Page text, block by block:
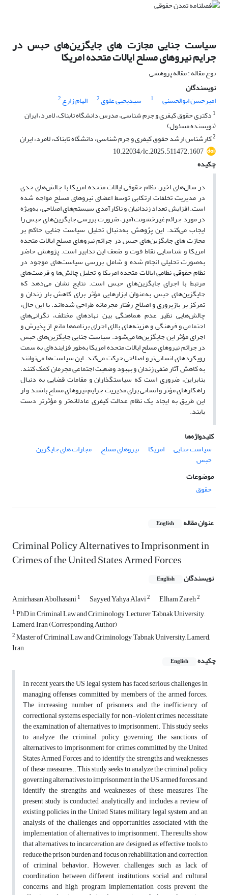
سیاست جنایی مجازت های جایگزین‌های حبس در
جرایم نیروهای مسلح ایالات متحده امریکا
نوع مقاله : مقاله پژوهشی
نویسندگان
امیرحسن ابوالحسنی
1 سیدیحیی علوی2 الهام زارع 2
1 دکتری حقوق کیفری و جرم شناسی، مدرس دانشگاه تابناک، لامرد، ایران
(نویسنده مسئول)
2کارشناس ارشد حقوق کیفری و جرم شناسی، دانشگاه تابناک، لامرد، ایران
10.22034/lc.2025.511472.1607
چکیده
در سال‌های اخیر، نظام حقوقی ایالات متحده امریکا با چالش‌های جدی
در مدیریت تخلفات ارتکابی توسط اعضای نیروهای مسلح مواجه شده
است. افزایش تعداد زندانیان و ناکارآمدی سیستم‌های اصلاحی، به‌ویژه
در مورد جرائم غیرخشونت‌آمیز، ضرورت بررسی جایگزین‌های حبس را
ایجاب می‌کند. این پژوهش به‌دنبال تحلیل سیاست جنایی حاکم بر
مجازت های جایگزین‌های حبس در جرائم نیروهای مسلح ایالات متحده
امریکا و شناسایی نقاط قوت و ضعف این تدابیر است. پژوهش حاضر
به‌صورت تحلیلی انجام شده و شامل بررسی سیاست‌های موجود در
نظام حقوقی نظامی ایالات متحده امریکا و تحلیل چالش‌ها و فرصت‌های
مرتبط با اجرای جایگزین‌های حبس است. نتایج نشان می‌دهد که
جایگزین‌های حبس به‌عنوان ابزارهایی مؤثر برای کاهش بار زندان و
تمرکز بر بازپروری و اصلاح رفتار مجرمانه طراحی شده‌اند. با این حال،
چالش‌هایی نظیر عدم هماهنگی بین نهادهای مختلف، نگرانی‌های
اجتماعی و فرهنگی و هزینه‌های بالای اجرای برنامه‌ها مانع از پذیرش و
اجرای مؤثر این جایگزین‌ها می‌شود. سیاست جنایی جایگزین‌های حبس
در جرائم نیروهای مسلح ایالات متحده امریکا به‌طور فزاینده‌ای به سمت
رویکردهای انسانی‌تر و اصلاحی حرکت می‌کند. این سیاست‌ها می‌توانند
به کاهش آثار منفی زندان و بهبود وضعیت اجتماعی مجرمان کمک کنند.
بنابراین، ضروری است که سیاستگذاران و مقامات قضایی به دنبال
راهکارهای مؤثر و انسانی برای مدیریت جرایم نیروهای مسلح باشند و از
این طریق به ایجاد یک نظام عدالت کیفری عادلانه‌تر و مؤثرتر دست
یابند.
کلیدواژه‌ها
سیاست جنایی
امریکا نیروهای مسلح مجازات های جایگزین
حبس
موضوعات
حقوق
عنوان مقاله English
Criminal Policy Alternatives to Imprisonment in
Crimes of the United States Armed Forces
نویسندگان English
Amirhasan Abolhasani1 Sayyed Yahya Alavi2 Elham Zareh2
1PhD in Criminal Law and Criminology, Lecturer, Tabnak University,
Lamerd, Iran (Corresponding Author)
2Master of Criminal Law and Criminology, Tabnak University, Lamerd,
Iran
چکیده
English
In recent years, the US legal system has faced serious challenges in
managing offenses committed by members of the armed forces.
The increasing number of prisoners and the inefficiency of
correctional systems, especially for non-violent crimes, necessitate
the examination of alternatives to imprisonment. This study seeks
to analyze the criminal policy governing the sanctions of
alternatives to imprisonment for crimes committed by the United
States Armed Forces and to identify the strengths and weaknesses
of these measures.. This study seeks to analyze the criminal policy
governing alternatives to imprisonment in the US armed forces and
identify the strengths and weaknesses of these measures The
present study is conducted analytically and includes a review of
existing policies in the United States military legal system and an
analysis of the challenges and opportunities associated with the
implementation of alternatives to imprisonment. The results show
that alternatives to incarceration are designed as effective tools to
reduce the prison burden and focus on rehabilitation and correction
of criminal behavior. However, challenges such as lack of
coordination between different institutions, social and cultural
concerns, and high program implementation costs prevent the